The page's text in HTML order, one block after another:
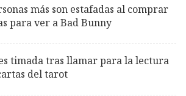
más son estafadas al comprar
para ver a Bad Bunny
timada tras llamar para la lectura
del tarot